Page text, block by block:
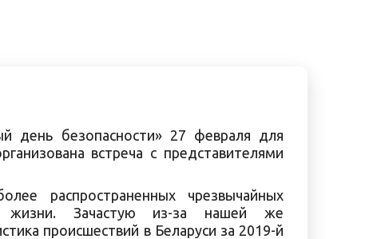
день безопасности» 27 февраля для
встреча с представителями
распространенных чрезвычайных
жизни. Зачастую из-за нашей же
происшествий в Беларуси за 2019-й